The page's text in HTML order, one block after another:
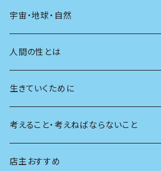
友達
学校
宇宙・地球・自然
動物
植物
天体
生物
人間の性とは
生きていくために
考えること・考えねばならないこと
創元社 シリーズ「あいだで考える」
店主おすすめ